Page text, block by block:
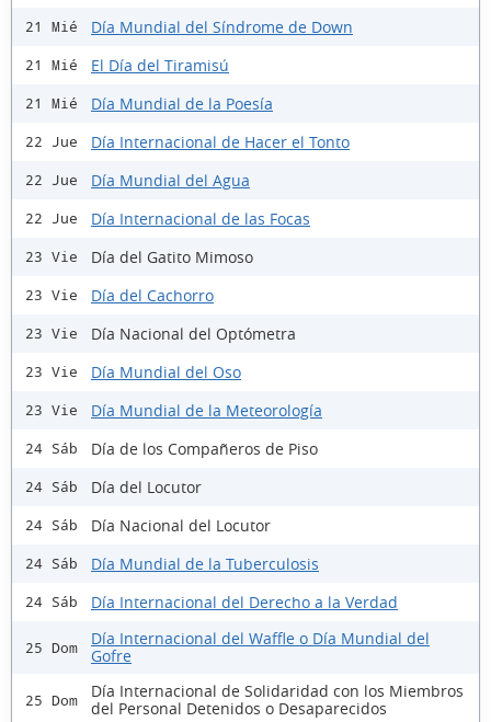
21 Mié Día Mundial del Síndrome de Down
21 Mié El Día del Tiramisú
21 Mié Día Mundial de la Poesía
22 Jue Día Internacional de Hacer el Tonto
22 Jue Día Mundial del Agua
22 Jue Día Internacional de las Focas
23 Vie Día del Gatito Mimoso
23 Vie Día del Cachorro
23 Vie Día Nacional del Optómetra
23 Vie Día Mundial del Oso
23 Vie Día Mundial de la Meteorología
24 Sáb Día de los Compañeros de Piso
24 Sáb Día del Locutor
24 Sáb Día Nacional del Locutor
24 Sáb Día Mundial de la Tuberculosis
24 Sáb Día Internacional del Derecho a la Verdad
25 Dom
Día Internacional del Waffle o Día Mundial del
Gofre
25 Dom
Día Internacional de Solidaridad con los Miembros
del Personal Detenidos o Desaparecidos